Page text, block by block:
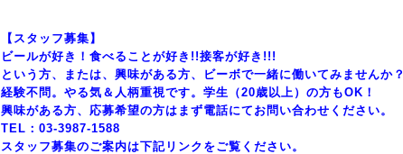
【スタッフ募集】
ビールが好き！食べることが好き!!接客が好き!!!
という方、または、興味がある方、ビーボで一緒に働いてみませんか？
経験不問。やる気＆人柄重視です。学生（20歳以上）の方もOK！
興味がある方、応募希望の方はまず電話にてお問い合わせください。
TEL：03-3987-1588
スタッフ募集のご案内は下記リンクをご覧ください。